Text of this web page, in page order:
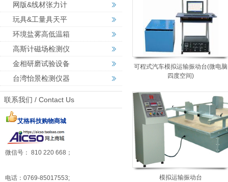
网版&线材张力计
玩具&工量具天平
环境盐雾高低温箱
高斯计磁场检测仪
金相研磨试验设备
台湾怡景检测仪器
联系我们 / Contact Us
艾格科技购物商城
微信号： 810 220 668；
电话：0769-85017553;
可程式汽车模拟运输振动台(微电脑
四度空间)
模拟运输振动台